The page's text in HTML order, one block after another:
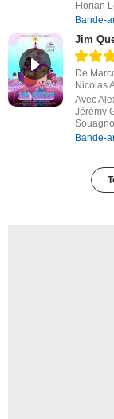
Florian
Bande-
Jim
De
Nicolas
Avec
Jérémy
Bande-